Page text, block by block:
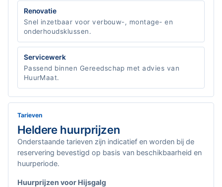
Renovatie
Snel inzetbaar voor verbouw-, montage- en
onderhoudsklussen.
Servicewerk
Passend binnen Gereedschap met advies van
HuurMaat.
Tarieven
Heldere huurprijzen
Onderstaande tarieven zijn indicatief en worden bij de
reservering bevestigd op basis van beschikbaarheid en
huurperiode.
Huurprijzen voor Hijsgalg